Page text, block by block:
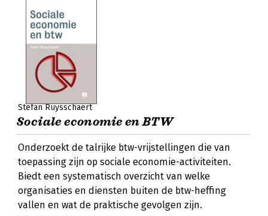
Stefan Ruysschaert
Sociale economie en BTW
Onderzoekt de talrijke btw-vrijstellingen die van
toepassing zijn op sociale economie-activiteiten.
Biedt een systematisch overzicht van welke
organisaties en diensten buiten de btw-heffing
vallen en wat de praktische gevolgen zijn.